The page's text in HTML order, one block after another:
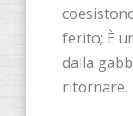
ferito; È
dalla
ritornare.